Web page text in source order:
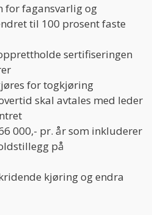
for fagansvarlig og
til 100 prosent faste
sertifiseringen
for togkjøring
skal avtales med leder
000,- pr. år som inkluderer
på
kjøring og endra